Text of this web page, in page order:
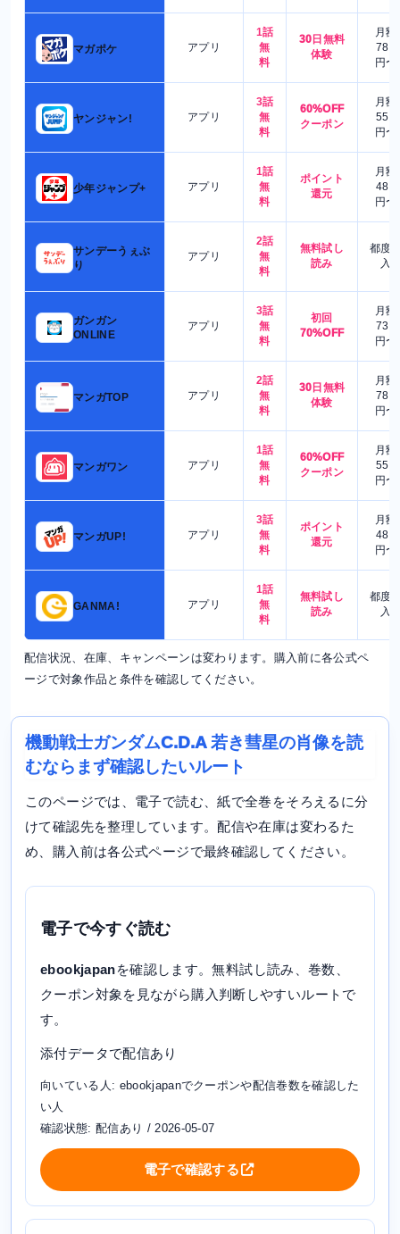
マガポケ アプリ
1話
無
料
30日無料
体験
月額
780
円〜
ヤンジャン! アプリ
3話
無
料
60%OFF
クーポン
月額
550
円〜
少年ジャンプ+ アプリ
1話
無
料
ポイント
還元
月額
480
円〜
サンデーうぇぶ
り
アプリ
2話
無
料
無料試し
読み
都度
入
ガンガン
ONLINE
アプリ
3話
無
料
初回
70%OFF
月額
730
円〜
マンガTOP アプリ
2話
無
料
30日無料
体験
月額
780
円〜
マンガワン アプリ
1話
無
料
60%OFF
クーポン
月額
550
円〜
マンガUP! アプリ
3話
無
料
ポイント
還元
月額
480
円〜
GANMA! アプリ
1話
無
料
無料試し
読み
都度
入
配信状況、在庫、キャンペーンは変わります。購入前に各公式ペ
ージで対象作品と条件を確認してください。
機動戦士ガンダムC.D.A 若き彗星の肖像を読
むならまず確認したいルート
このページでは、電子で読む、紙で全巻をそろえるに分
けて確認先を整理しています。配信や在庫は変わるた
め、購入前は各公式ページで最終確認してください。
電子で今すぐ読む
ebookjapanを確認します。無料試し読み、巻数、
クーポン対象を見ながら購入判断しやすいルートで
す。
添付データで配信あり
向いている人: ebookjapanでクーポンや配信巻数を確認した
い人
確認状態: 配信あり / 2026-05-07
電子で確認する